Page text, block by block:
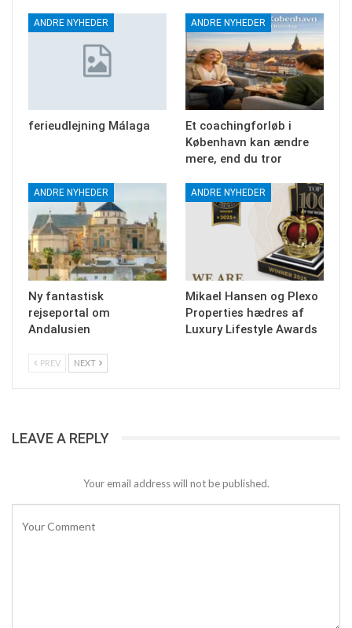
ANDRE NYHEDER
ferieudlejning Málaga
ANDRE NYHEDER
Et coachingforløb i
København kan ændre
mere, end du tror
ANDRE NYHEDER
Ny fantastisk
rejseportal om
Andalusien
ANDRE NYHEDER
Mikael Hansen og Plexo
Properties hædres af
Luxury Lifestyle Awards
PREV NEXT
LEAVE A REPLY
Your email address will not be published.